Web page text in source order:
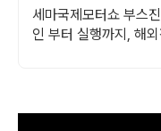
세마국제모터쇼 부스
인 부터 실행까지, 해